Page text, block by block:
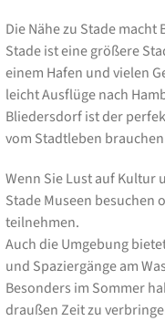
Die Nähe zu Stade
Stade ist eine größere
einem Hafen und vielen
leicht Ausflüge nach
Bliedersdorf ist der
vom Stadtleben
Wenn Sie Lust auf Kultur
Stade Museen besuchen
teilnehmen.
Auch die Umgebung
und Spaziergänge am
Besonders im Sommer
draußen Zeit zu